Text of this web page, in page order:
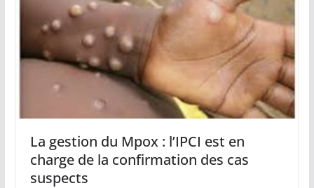
La gestion du Mpox : l’IPCI est en
charge de la confirmation des cas
suspects